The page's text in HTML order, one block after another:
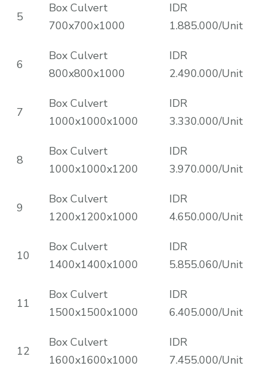
5
Box Culvert
700x700x1000
IDR
1.885.000/Unit
6
Box Culvert
800x800x1000
IDR
2.490.000/Unit
7
Box Culvert
1000x1000x1000
IDR
3.330.000/Unit
8
Box Culvert
1000x1000x1200
IDR
3.970.000/Unit
9
Box Culvert
1200x1200x1000
IDR
4.650.000/Unit
10
Box Culvert
1400x1400x1000
IDR
5.855.060/Unit
11
Box Culvert
1500x1500x1000
IDR
6.405.000/Unit
12
Box Culvert
1600x1600x1000
IDR
7.455.000/Unit